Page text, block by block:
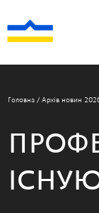
Головна / Архів новин